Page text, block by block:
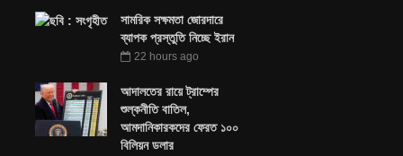
সামরিক সক্ষমতা জোরদারে
ব্যাপক প্রস্তুতি নিচ্ছে ইরান
22 hours ago
আদালতের রায়ে ট্রাম্পের
শুল্কনীতি বাতিল,
আমদানিকারকদের ফেরত ১০০
বিলিয়ন ডলার